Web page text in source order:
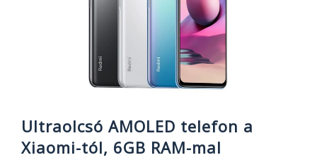
Ultraolcsó AMOLED telefon a
Xiaomi-tól, 6GB RAM-mal